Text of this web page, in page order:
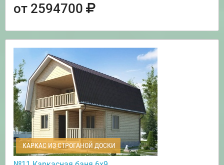
от 2594700
КАРКАС ИЗ СТРОГАНОЙ ДОСКИ